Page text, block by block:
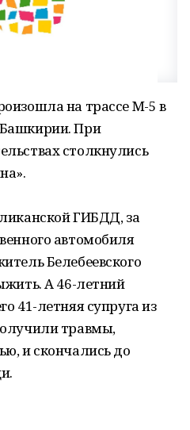
на трассе М-5 в
При
столкнулись
ГИБДД, за
автомобиля
Белебеевского
А 46-летний
41-летняя супруга из
травмы,
и скончались до